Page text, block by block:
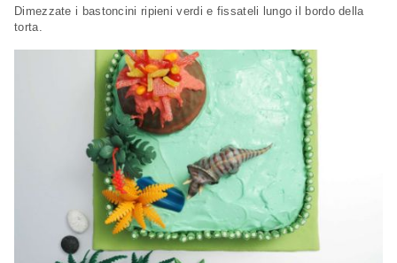
Dimezzate i bastoncini ripieni verdi e fissateli lungo il bordo della
torta.